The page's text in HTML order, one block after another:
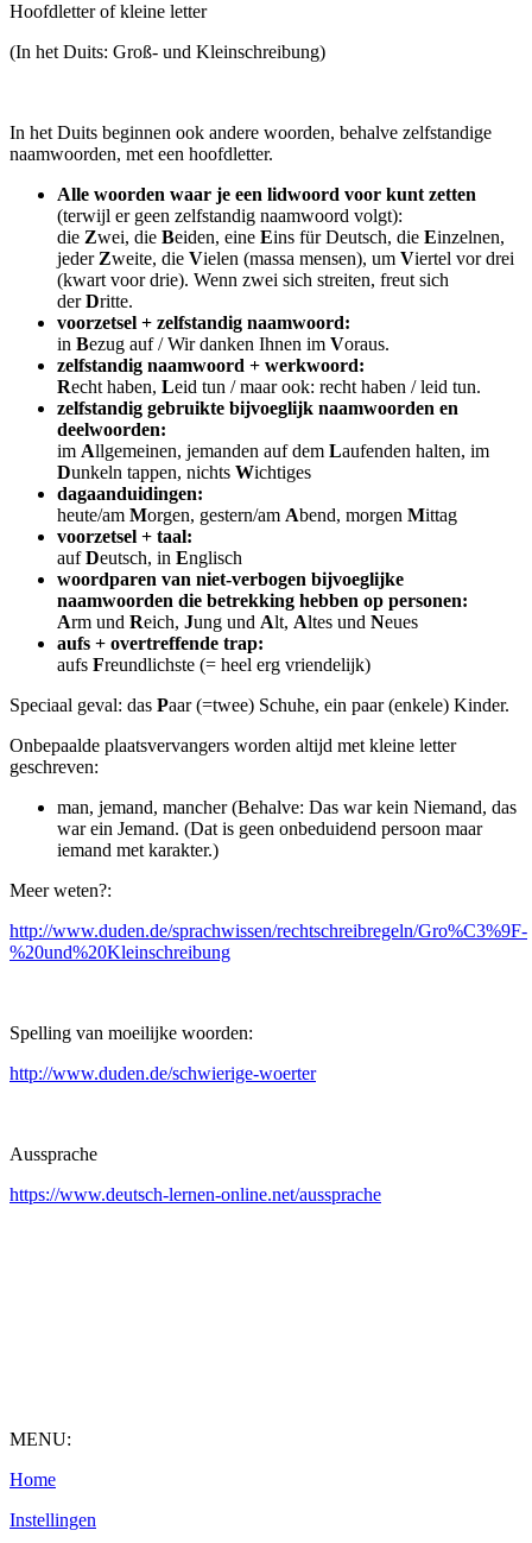
Hoofdletter of kleine letter
(In het Duits: Groß- und Kleinschreibung)
In het Duits beginnen ook andere woorden, behalve zelfstandige
naamwoorden, met een hoofdletter.
Alle woorden waar je een lidwoord voor kunt zetten
(terwijl er geen zelfstandig naamwoord volgt):
die Zwei, die Beiden, eine Eins für Deutsch, die Einzelnen,
jeder Zweite, die Vielen (massa mensen), um Viertel vor drei
(kwart voor drie). Wenn zwei sich streiten, freut sich
derDritte.
voorzetsel + zelfstandig naamwoord:
in Bezug auf / Wir danken Ihnen im Voraus.
zelfstandig naamwoord + werkwoord:
Recht haben, Leid tun / maar ook: recht haben / leid tun.
zelfstandig gebruikte bijvoeglijk naamwoorden en
deelwoorden:
im Allgemeinen, jemanden auf dem Laufenden halten, im
Dunkeln tappen, nichts Wichtiges
dagaanduidingen:
heute/am Morgen, gestern/am Abend, morgen Mittag
voorzetsel + taal:
aufDeutsch, in Englisch
woordparen van niet-verbogen bijvoeglijke
naamwoorden die betrekking hebben op personen:
Arm und Reich, Jung und Alt, Altes und Neues
aufs + overtreffende trap:
aufs Freundlichste (= heel erg vriendelijk)
Speciaal geval: das Paar (=twee) Schuhe, ein paar (enkele) Kinder.
Onbepaalde plaatsvervangers worden altijd met kleine letter
geschreven:
man, jemand, mancher (Behalve: Das war kein Niemand, das
war ein Jemand. (Dat is geen onbeduidend persoon maar
iemand met karakter.)
Meer weten?:
http://www.duden.de/sprachwissen/rechtschreibregeln/Gro%C3%9F-
%20und%20Kleinschreibung
Spelling van moeilijke woorden:
http://www.duden.de/schwierige-woerter
Aussprache
https://www.deutsch-lernen-online.net/aussprache
MENU:
Home
Instellingen